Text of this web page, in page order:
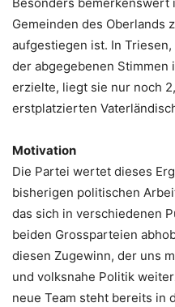
Besonders bemerkenswert
Gemeinden des Oberlands
aufgestiegen ist. In
der abgegebenen Stimmen
erzielte, liegt sie nur noch
erstplatzierten
Motivation
Die Partei wertet dieses
bisherigen politischen
das sich in verschiedenen
beiden Grossparteien
diesen Zugewinn, der uns
und volksnahe Politik
neue Team steht bereits in